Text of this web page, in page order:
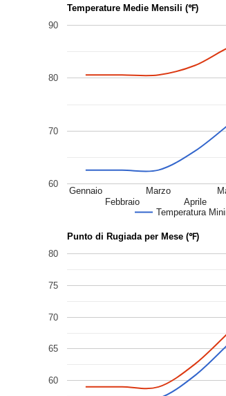
Temperature Medie Mensili (℉)
Temperatura
Gennaio
Febbraio
Marzo
Aprile
60
70
80
90
Punto di Rugiada per Mese (℉)
60
65
70
75
80